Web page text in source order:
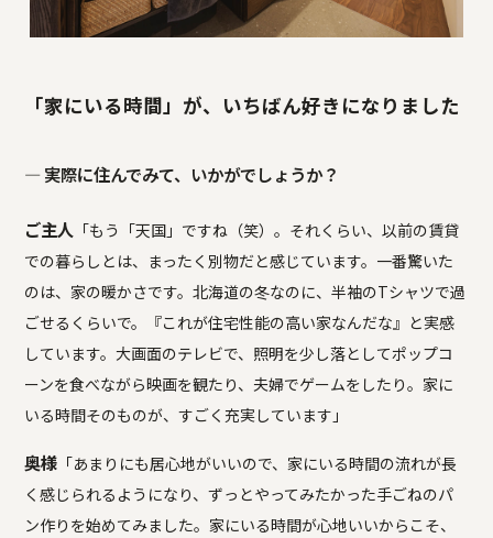
「家にいる時間」が、いちばん好きになりました
― 実際に住んでみて、いかがでしょうか？
ご主人 「もう「天国」ですね（笑）。それくらい、以前の賃貸
での暮らしとは、まったく別物だと感じています。一番驚いた
のは、家の暖かさです。北海道の冬なのに、半袖のTシャツで過
ごせるくらいで。『これが住宅性能の高い家なんだな』と実感
しています。大画面のテレビで、照明を少し落としてポップコ
ーンを食べながら映画を観たり、夫婦でゲームをしたり。家に
いる時間そのものが、すごく充実しています」
奥様 「あまりにも居心地がいいので、家にいる時間の流れが長
く感じられるようになり、ずっとやってみたかった手ごねのパ
ン作りを始めてみました。家にいる時間が心地いいからこそ、